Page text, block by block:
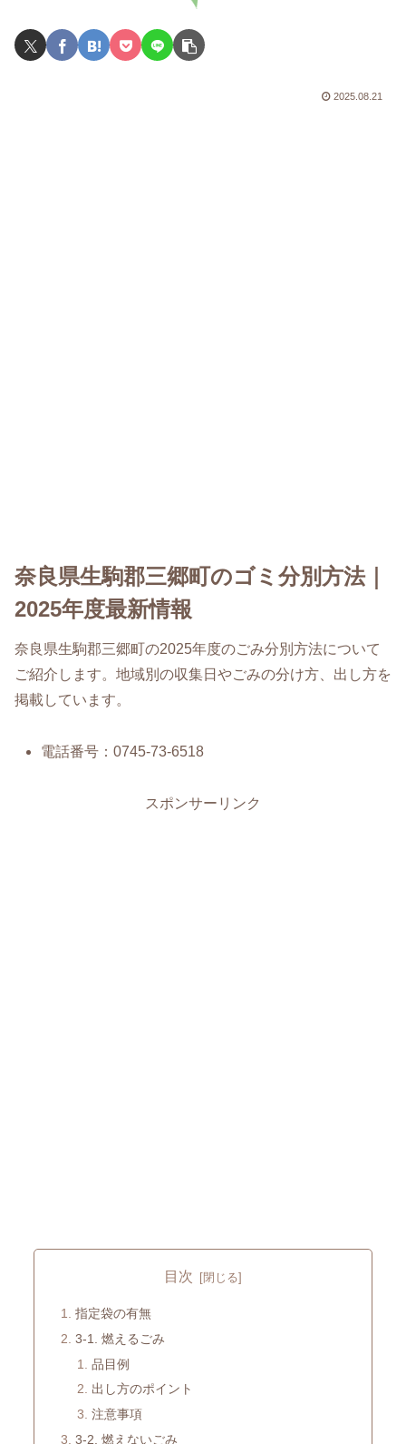
2025.08.21
奈良県生駒郡三郷町のゴミ分別方法｜
2025年度最新情報
奈良県生駒郡三郷町の2025年度のごみ分別方法について
ご紹介します。地域別の収集日やごみの分け方、出し方を
掲載しています。
電話番号：0745-73-6518
スポンサーリンク
目次
指定袋の有無
3-1. 燃えるごみ
品目例
出し方のポイント
注意事項
3-2. 燃えないごみ